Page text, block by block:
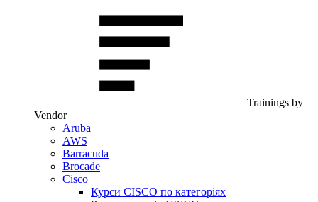
Trainings by
Vendor
Aruba
AWS
Barracuda
Brocade
Cisco
Курси CISCO по категоріях